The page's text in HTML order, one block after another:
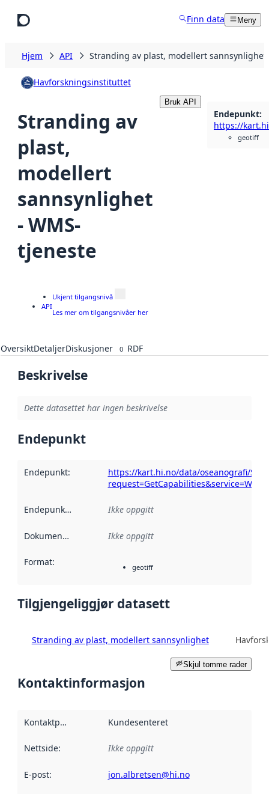
Finn data Meny
Hjem API Stranding av plast, modellert sannsynlighet
Havforskningsinstituttet
Stranding av
plast,
modellert
sannsynlighet
- WMS-
tjeneste
Bruk API
Endepunkt:
geotiff
API
Ukjent tilgangsnivå
Les mer om tilgangsnivåer her
OversiktDetaljerDiskusjoner 0 RDF
Beskrivelse
Dette datasettet har ingen beskrivelse
Endepunkt
Endepunkt:
https://kart.hi.no/data/oseanografi/
request=GetCapabilities&service=WMS
Endepunktbeskrivelse :
Ikke oppgitt
Dokumentasjon Ikke oppgitt
Format: geotiff
Tilgjengeliggjør datasett
Stranding av plast, modellert sannsynlighet
Skjul tomme rader
Kontaktinformasjon
Kontaktpunkt Kundesenteret
Nettside: Ikke oppgitt
E-post: jon.albretsen@hi.no